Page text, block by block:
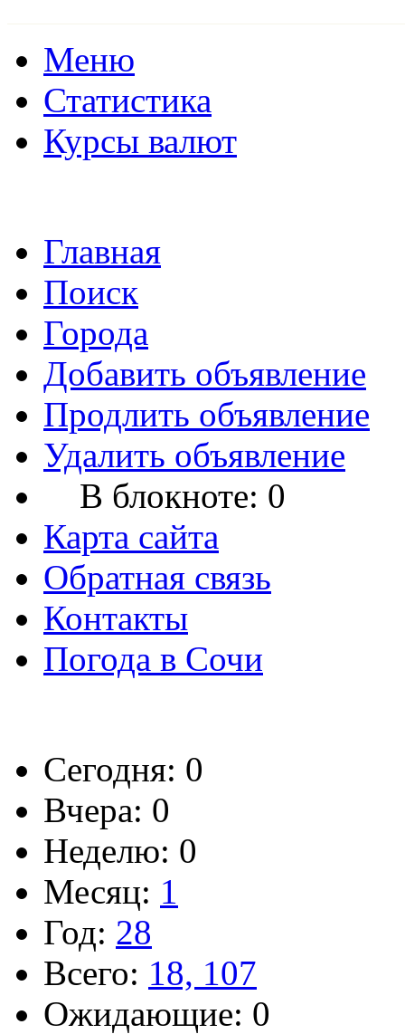
Меню
Статистика
Курсы валют
Главная
Поиск
Города
Добавить объявление
Продлить объявление
Удалить объявление
В блокноте: 0
Карта сайта
Обратная связь
Контакты
Погода в Сочи
Сегодня: 0
Вчера: 0
Неделю: 0
Месяц: 1
Год: 28
Всего: 18, 107
Ожидающие: 0